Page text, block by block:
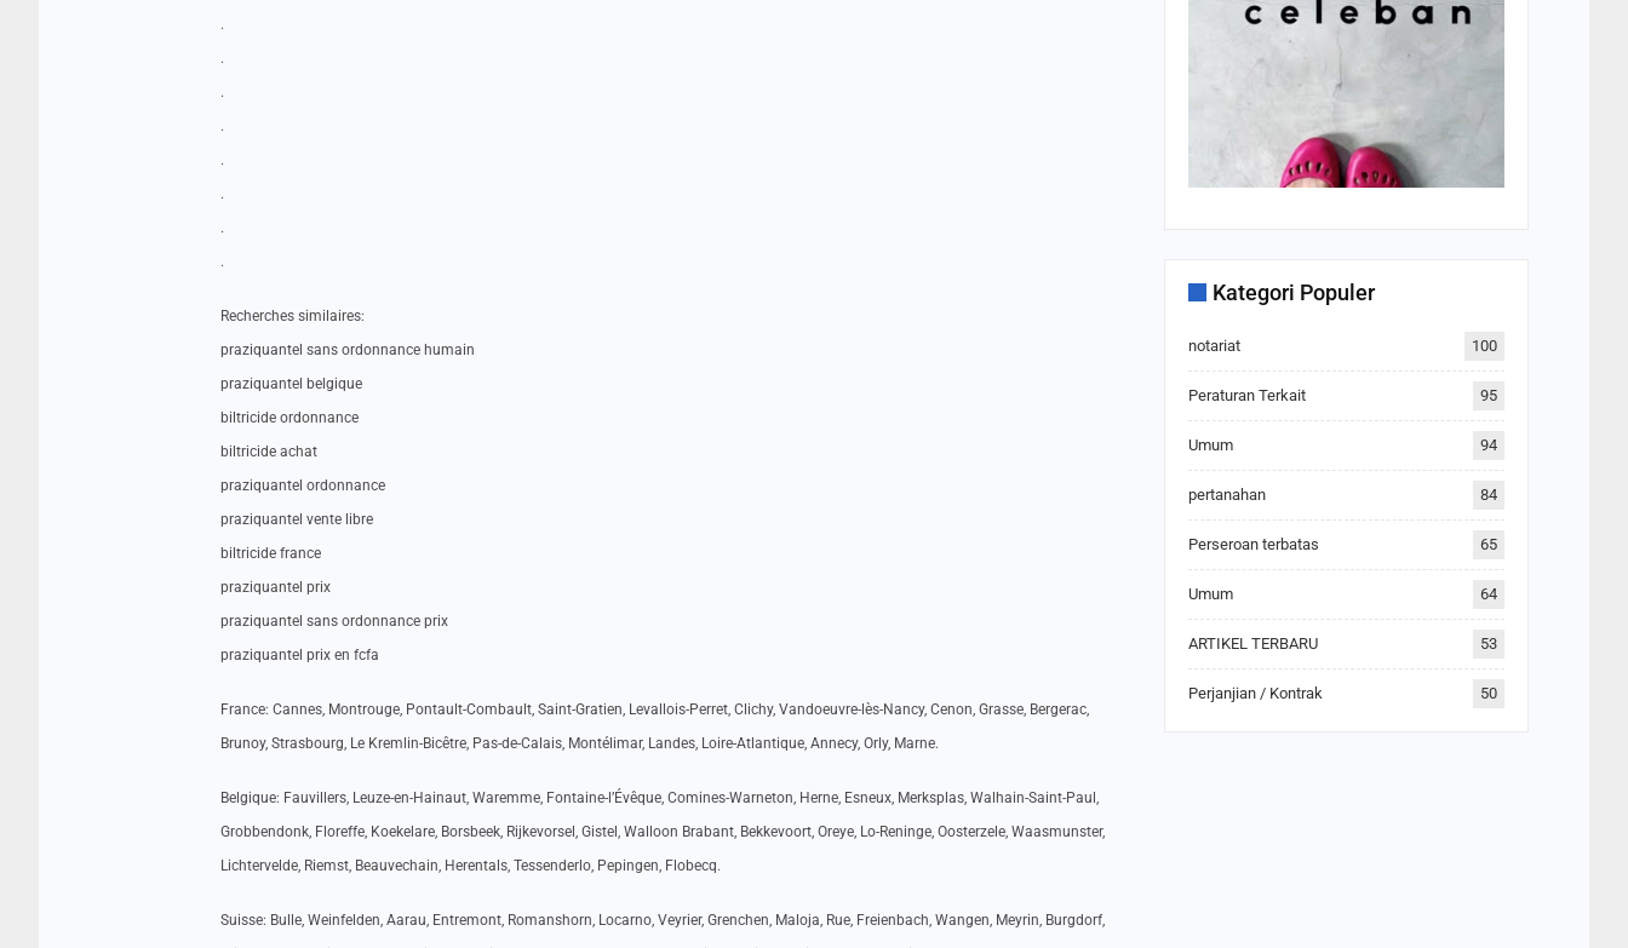
.
.
.
.
.
.
.
.
Recherches similaires:
praziquantel sans ordonnance humain
praziquantel belgique
biltricide ordonnance
biltricide achat
praziquantel ordonnance
praziquantel vente libre
biltricide france
praziquantel prix
praziquantel sans ordonnance prix
praziquantel prix en fcfa
France: Cannes, Montrouge, Pontault-Combault, Saint-Gratien, Levallois-Perret, Clichy, Vandoeuvre-lès-Nancy, Cenon, Grasse, Bergerac,
Brunoy, Strasbourg, Le Kremlin-Bicêtre, Pas-de-Calais, Montélimar, Landes, Loire-Atlantique, Annecy, Orly, Marne.
Belgique: Fauvillers, Leuze-en-Hainaut, Waremme, Fontaine-l’Évêque, Comines-Warneton, Herne, Esneux, Merksplas, Walhain-Saint-Paul,
Grobbendonk, Floreffe, Koekelare, Borsbeek, Rijkevorsel, Gistel, Walloon Brabant, Bekkevoort, Oreye, Lo-Reninge, Oosterzele, Waasmunster,
Lichtervelde, Riemst, Beauvechain, Herentals, Tessenderlo, Pepingen, Flobecq.
Suisse: Bulle, Weinfelden, Aarau, Entremont, Romanshorn, Locarno, Veyrier, Grenchen, Maloja, Rue, Freienbach, Wangen, Meyrin, Burgdorf,
Kategori Populer
notariat 100
Peraturan Terkait 95
Umum 94
pertanahan 84
Perseroan terbatas 65
Umum 64
ARTIKEL TERBARU 53
Perjanjian / Kontrak 50